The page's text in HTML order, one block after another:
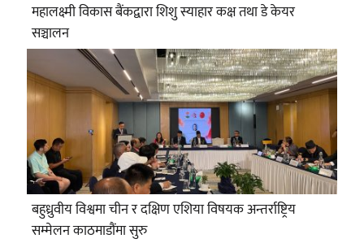
महालक्ष्मी विकास बैंकद्वारा शिशु स्याहार कक्ष तथा डे केयर
सञ्चालन
बहुध्रुवीय विश्वमा चीन र दक्षिण एशिया विषयक अन्तर्राष्ट्रिय
सम्मेलन काठमाडौंमा सुरु